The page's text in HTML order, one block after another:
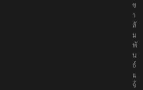
ช
า
สั
ม
พั
น
ธ์
แ
จ้